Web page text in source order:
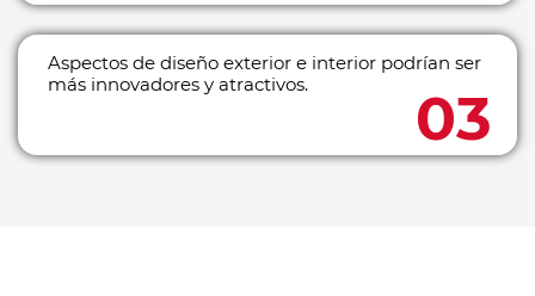
Aspectos de diseño exterior e interior podrían ser
más innovadores y atractivos.